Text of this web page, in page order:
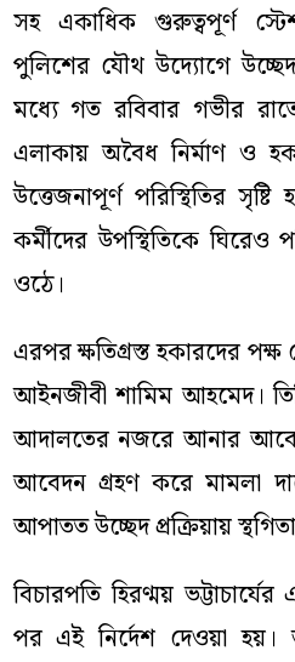
সহ একাধিক গুরুত্বপূর্ণ
পুলিশের যৌথ উদ্যোগে
মধ্যে গত রবিবার গভীর
এলাকায় অবৈধ নির্মাণ ও
উত্তেজনাপূর্ণ পরিস্থিতির
কর্মীদের উপস্থিতিকে
ওঠে।
এরপর ক্ষতিগ্রস্ত হকারদের
আইনজীবী শামিম আহমেদ।
আদালতের নজরে আনার
আবেদন গ্রহণ করে মামলা
আপাতত উচ্ছেদ প্রক্রিয়ায়
বিচারপতি হিরণ্ময়
পর এই নির্দেশ দেওয়া